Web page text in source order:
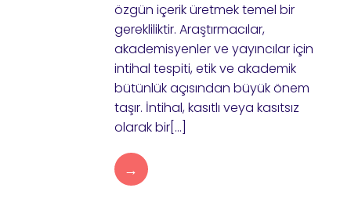
özgün içerik üretmek temel bir
gerekliliktir. Araştırmacılar,
akademisyenler ve yayıncılar için
intihal tespiti, etik ve akademik
bütünlük açısından büyük önem
taşır. İntihal, kasıtlı veya kasıtsız
olarak bir[…]
→